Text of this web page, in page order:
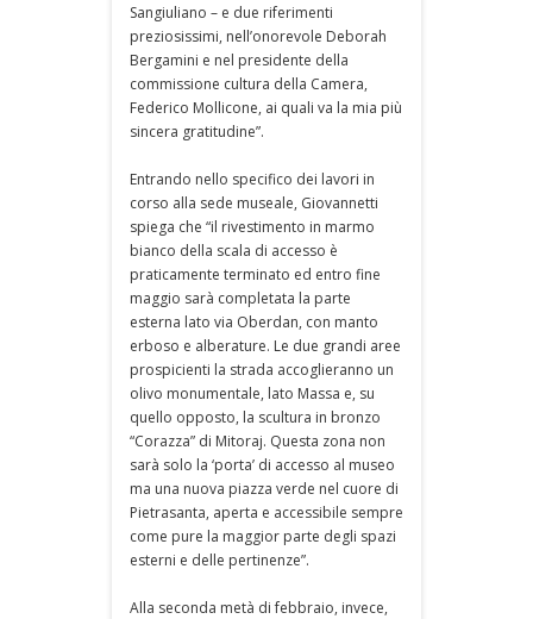
Sangiuliano – e due riferimenti
preziosissimi, nell’onorevole Deborah
Bergamini e nel presidente della
commissione cultura della Camera,
Federico Mollicone, ai quali va la mia più
sincera gratitudine”.
Entrando nello specifico dei lavori in
corso alla sede museale, Giovannetti
spiega che “il rivestimento in marmo
bianco della scala di accesso è
praticamente terminato ed entro fine
maggio sarà completata la parte
esterna lato via Oberdan, con manto
erboso e alberature. Le due grandi aree
prospicienti la strada accoglieranno un
olivo monumentale, lato Massa e, su
quello opposto, la scultura in bronzo
“Corazza” di Mitoraj. Questa zona non
sarà solo la ‘porta’ di accesso al museo
ma una nuova piazza verde nel cuore di
Pietrasanta, aperta e accessibile sempre
come pure la maggior parte degli spazi
esterni e delle pertinenze”.
Alla seconda metà di febbraio, invece,